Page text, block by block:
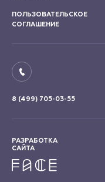
ПОЛЬЗОВАТЕЛЬСКОЕ
СОГЛАШЕНИЕ
8 (499) 705-03-55
РАЗРАБОТКА
САЙТА